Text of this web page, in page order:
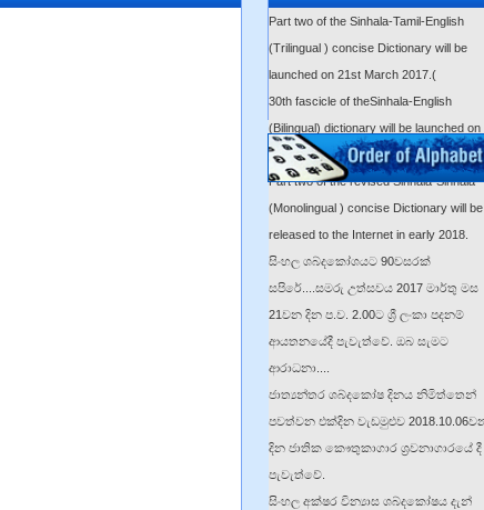
Part two of the Sinhala-Tamil-English
(Trilingual ) concise Dictionary will be
launched on 21st March 2017.(
30th fascicle of theSinhala-English
(Bilingual) dictionary will be launched on
21st March 2017. (from "ත" to "තෝමිථ")
Part two of the revised Sinhala-Sinhala
(Monolingual ) concise Dictionary will be
released to the Internet in early 2018.
සිංහල ශබ්දකෝශයට 90වසරක්
සපිරේ....සමරු උත්සවය 2017 මාර්තු මස
21වන දින ප.ව. 2.00ට ශ්‍රී ලංකා පදනම්
ආයතනයේදී පැවැත්වේ. ඔබ සැමට
ආරාධනා....
ජාත්‍යන්තර ශබ්දකෝෂ දිනය නිමිත්තෙන්
පවත්වන එක්දින වැඩමුළුව
දින ජාතික කෞතුකාගාර ශ්‍රවනාගාරයේ දී
පැවැත්වේ.
සිංහල අක්ෂර වින්‍යාස ශබ්දකෝෂය දැන්